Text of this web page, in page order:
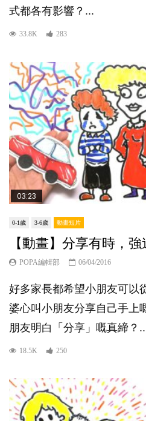
式都各有影響？...
33.8K 283
03:23
0-1歲 3-6歲 動畫短片
【動畫】分享有時，
POPA編輯部 06/04/2016
好多家長都希望小朋友可以
婆心叫小朋友分享自己手上
朋友明白「分享」嘅真締？
18.5K 250